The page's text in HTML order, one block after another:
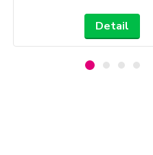
Detail